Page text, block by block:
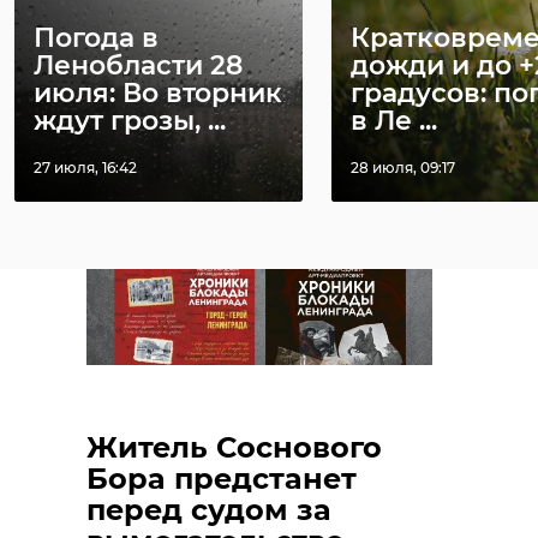
Погода в
Ленобласти 28
июля: Во вторник
ждут грозы, ...
27 июля, 16:42
дожди и до
градусов:
в Ле ...
28 июля, 09:17
Житель Соснового
Бора предстанет
перед судом за
Фото: ЛГУ имени Пушкина
Выборгского и Кингисеппского
районов Ленинградской области
сообщать о появлении у рубежей
страны подозрительных лиц.